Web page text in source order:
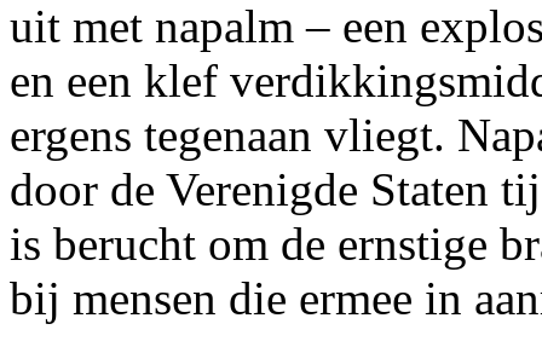
uit met napalm – een
en een klef
ergens tegenaan vliegt.
door de Verenigde Staten
is berucht om de ernstige
bij mensen die ermee in